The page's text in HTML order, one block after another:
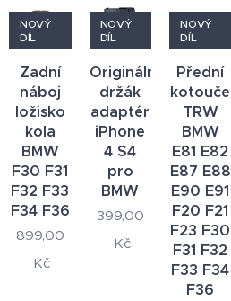
Zadní
náboj
ložisko
kola
BMW
F30 F31
F32 F33
F34 F36
NOVÝ
DÍL
899,00
Kč
Originální
držák
adaptér
iPhone
4 S4
pro
BMW
NOVÝ
DÍL
399,00
Kč
Přední
kotouče
TRW
BMW
E81 E82
E87 E88
E90 E91
F20 F21
F23 F30
F31 F32
F33 F34
F36
NOVÝ
DÍL